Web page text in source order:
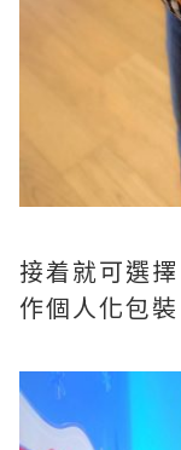
接着就可選
作個人化包裝